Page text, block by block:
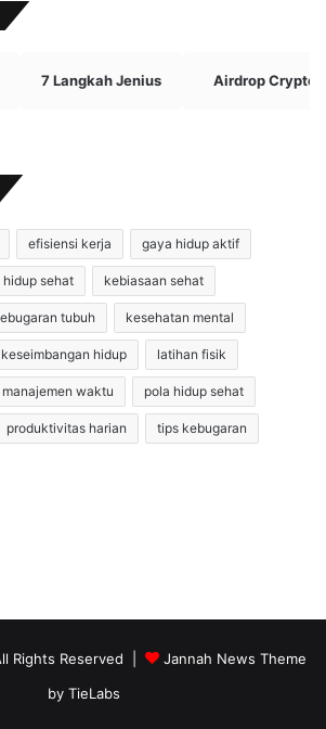
7 Langkah Jenius Airdrop Crypto
efisiensi kerja gaya hidup aktif
hidup sehat kebiasaan sehat
tubuh kesehatan mental
keseimbangan hidup latihan fisik
manajemen waktu pola hidup sehat
produktivitas harian tips kebugaran
Rights Reserved |
Jannah News Theme
by TieLabs